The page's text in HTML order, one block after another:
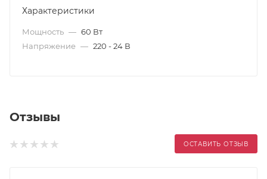
Характеристики
Мощность — 60 Вт
Напряжение — 220 - 24 В
Отзывы
ОСТАВИТЬ ОТЗЫВ